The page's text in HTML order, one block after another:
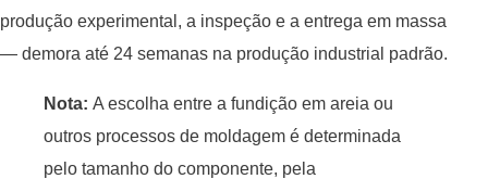
produção experimental, a inspeção e a entrega em massa
— demora até 24 semanas na produção industrial padrão.
Nota: A escolha entre a fundição em areia ou
outros processos de moldagem é determinada
pelo tamanho do componente, pela